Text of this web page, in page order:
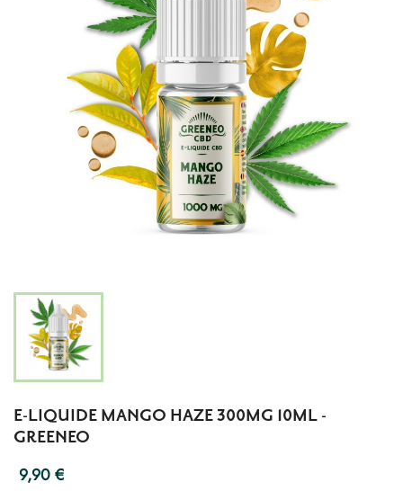
E-LIQUIDE MANGO HAZE 300MG 10ML -
GREENEO
9,90 €